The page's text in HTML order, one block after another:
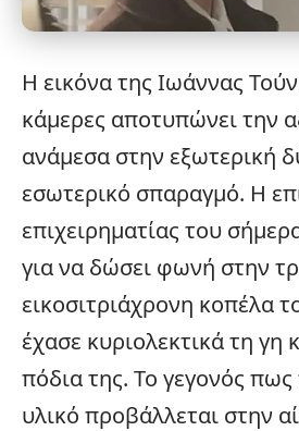
Η εικόνα της Ιωάννας
κάμερες αποτυπώνει την
ανάμεσα στην εξωτερική
εσωτερικό σπαραγμό. Η
επιχειρηματίας του
για να δώσει φωνή στην
εικοσιτριάχρονη κοπέλα
έχασε κυριολεκτικά τη
πόδια της. Το γεγονός πως
υλικό προβάλλεται στην